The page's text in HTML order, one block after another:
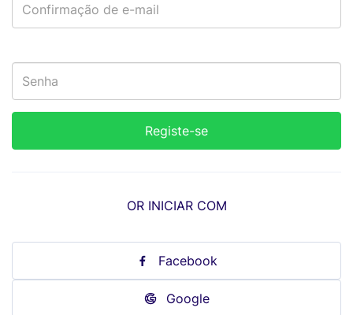
OR INICIAR COM
Facebook
Google